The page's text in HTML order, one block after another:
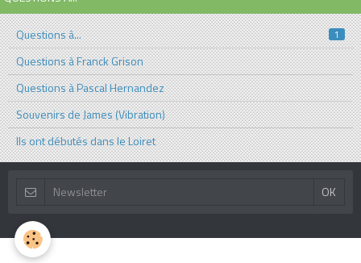
Questions à... 1
Questions à Franck Grison
Questions à Pascal Hernandez
Souvenirs de James (Vibration)
Ils ont débutés dans le Loiret